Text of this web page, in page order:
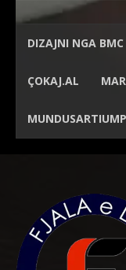
DIZAJNI NGA
ÇOKAJ.AL